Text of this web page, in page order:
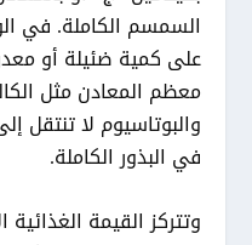
السمسم الكاملة. في
على كمية ضئيلة أو
معظم المعادن مثل
والبوتاسيوم لا تنتقل
في البذور الكاملة.
وتتركز القيمة